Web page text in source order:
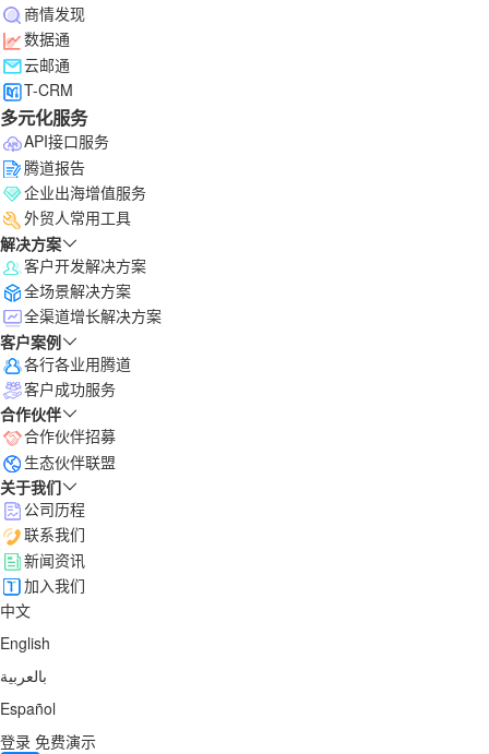
商情发现
数据通
云邮通
T-CRM
多元化服务
API接口服务
腾道报告
企业出海增值服务
外贸人常用工具
解决方案
客户开发解决方案
全场景解决方案
全渠道增长解决方案
客户案例
各行各业用腾道
客户成功服务
合作伙伴
合作伙伴招募
生态伙伴联盟
关于我们
公司历程
联系我们
新闻资讯
加入我们
中文
English
بالعربية
Español
登录 免费演示